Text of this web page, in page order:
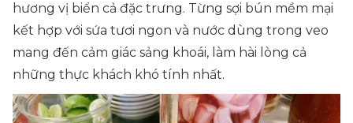
hương vị biển cả đặc trưng. Từng sợi bún mềm mại
kết hợp với sứa tươi ngon và nước dùng trong veo
mang đến cảm giác sảng khoái, làm hài lòng cả
những thực khách khó tính nhất.